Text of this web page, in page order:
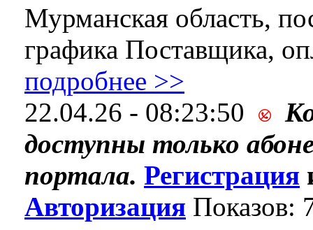
Мурманская область,
графика Поставщика,
подробнее >>
22.04.26 - 08:23:50
доступны только
портала. Регистрация
Авторизация Показов: